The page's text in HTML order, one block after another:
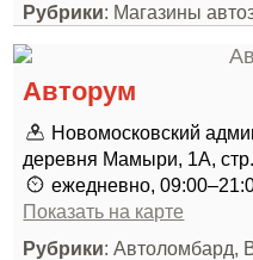
Рубрики: Магазины
Авторум
Новомосковский
деревня Мамыри, 1А,
ежедневно,
Показать на карте
Рубрики: Автоломбард,